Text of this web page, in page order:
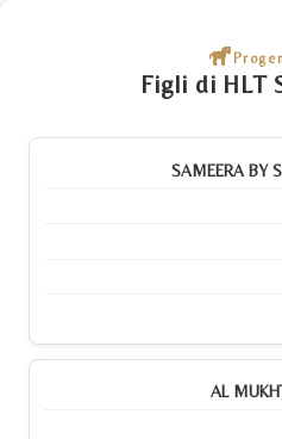
Figli di HLT
SAMEERA BY
AL